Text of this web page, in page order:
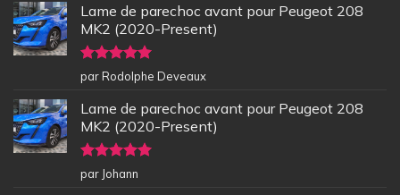
Lame de parechoc avant pour Peugeot 208
MK2 (2020-Present)
Note5sur
5
par Rodolphe Deveaux
Lame de parechoc avant pour Peugeot 208
MK2 (2020-Present)
Note5sur
5
par Johann